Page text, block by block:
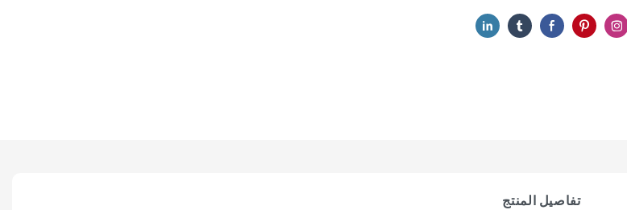
تفاصيل المنتج